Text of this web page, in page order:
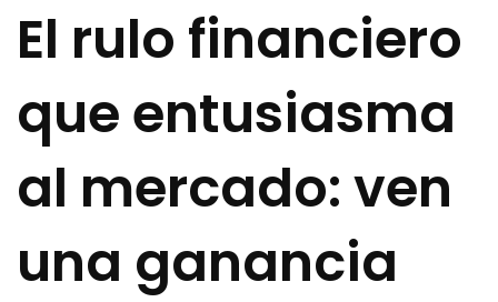
El rulo financiero
que entusiasma
al mercado: ven
una ganancia